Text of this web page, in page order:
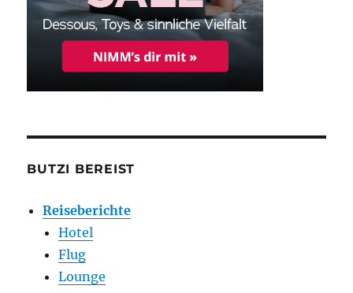
BUTZI BEREIST
Reiseberichte
Hotel
Flug
Lounge